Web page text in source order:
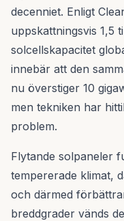
decenniet. Enligt
uppskattningsvis 1,5
solcellskapacitet
innebär att den
nu överstiger 10
men tekniken har
problem.
Flytande solpaneler
tempererade klimat,
och därmed
breddgrader vänds